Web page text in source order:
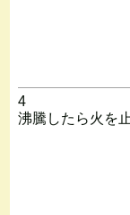
4
沸騰したら火を